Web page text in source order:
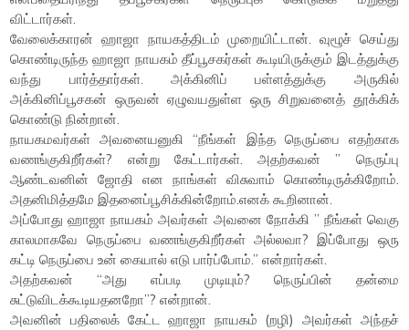
விட்டார்கள்.
வேலைக்காரன் ஹாஜா நாயகத்திடம் முறையிட்டான். வுழூச் செய்து
கொண்டிருந்த ஹாஜா நாயகம் தீப்பூசகர்கள் கூடியிருக்கும் இடத்துக்கு
வந்து பார்த்தார்கள். அக்கினிப் பள்ளத்துக்கு அருகில்
அக்கினிப்பூசகன் ஒருவன் ஏழுவயதுள்ள ஒரு சிறுவனைத் தூக்கிக்
கொண்டு நின்றான்.
நாயகமவர்கள் அவனையனுகி “நீங்கள் இந்த நெருப்பை எதற்காக
வணங்குகிறீர்கள்? என்று கேட்டார்கள். அதற்கவன் ” நெருப்பு
ஆண்டவனின் ஜோதி என நாங்கள் விசுவாம் கொண்டிருக்கிறோம்.
அதனிமித்தமே இதனைப்பூசிக்கின்றோம்.எனக் கூறினான்.
அப்போது ஹாஜா நாயகம் அவர்கள் அவனை நோக்கி ” நீங்கள் வெகு
காலமாகவே நெருப்பை வணங்குகிறீர்கள் அல்லவா? இப்போது ஒரு
கட்டி நெருப்பை உன் கையால் எடு பார்ப்போம்.” என்றார்கள்.
அதற்கவன் “அது எப்படி முடியும்? நெருப்பின் தன்மை
சுட்டுவிடக்கூடியதனறோ”? என்றான்.
அவனின் பதிலைக் கேட்ட ஹாஜா நாயகம் (றழி) அவர்கள் அந்தச்